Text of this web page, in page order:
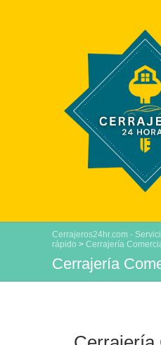
Cerrajeros24hr.com -
rápido > Cerrajería
Cerrajería